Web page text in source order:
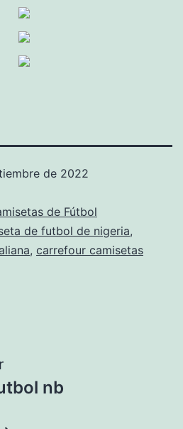
de 2022
de Fútbol
de futbol de nigeria,
, carrefour camisetas
nb